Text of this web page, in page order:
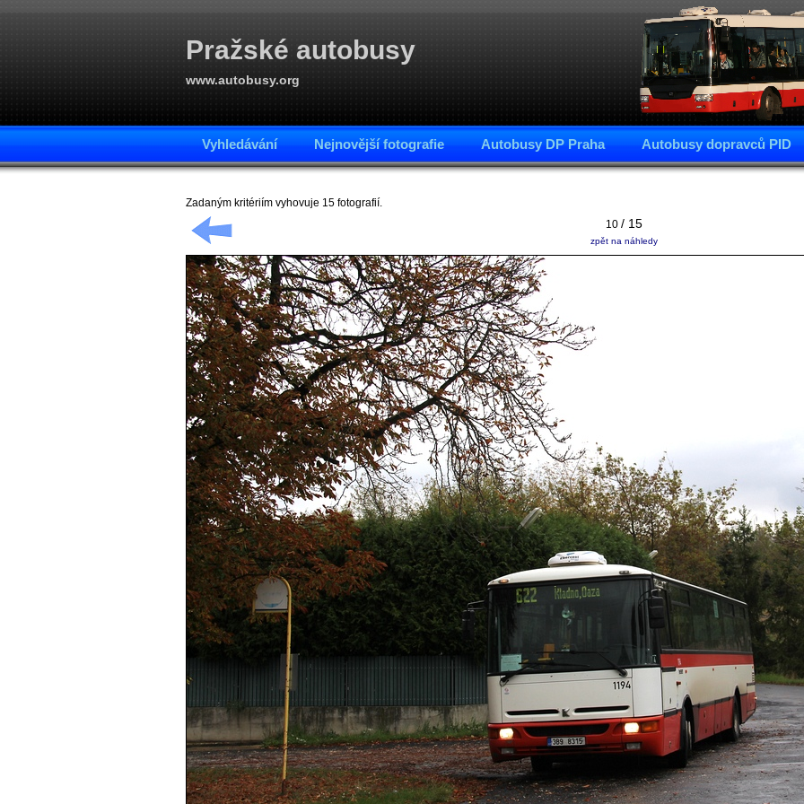
Pražské autobusy
www.autobusy.org
Vyhledávání Nejnovější fotografie Autobusy DP Praha Autobusy dopravců PID
Zadaným kritériím vyhovuje 15 fotografií.
10 / 15
zpět na náhledy